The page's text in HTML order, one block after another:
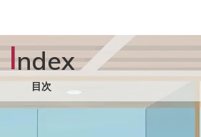
Index
目次